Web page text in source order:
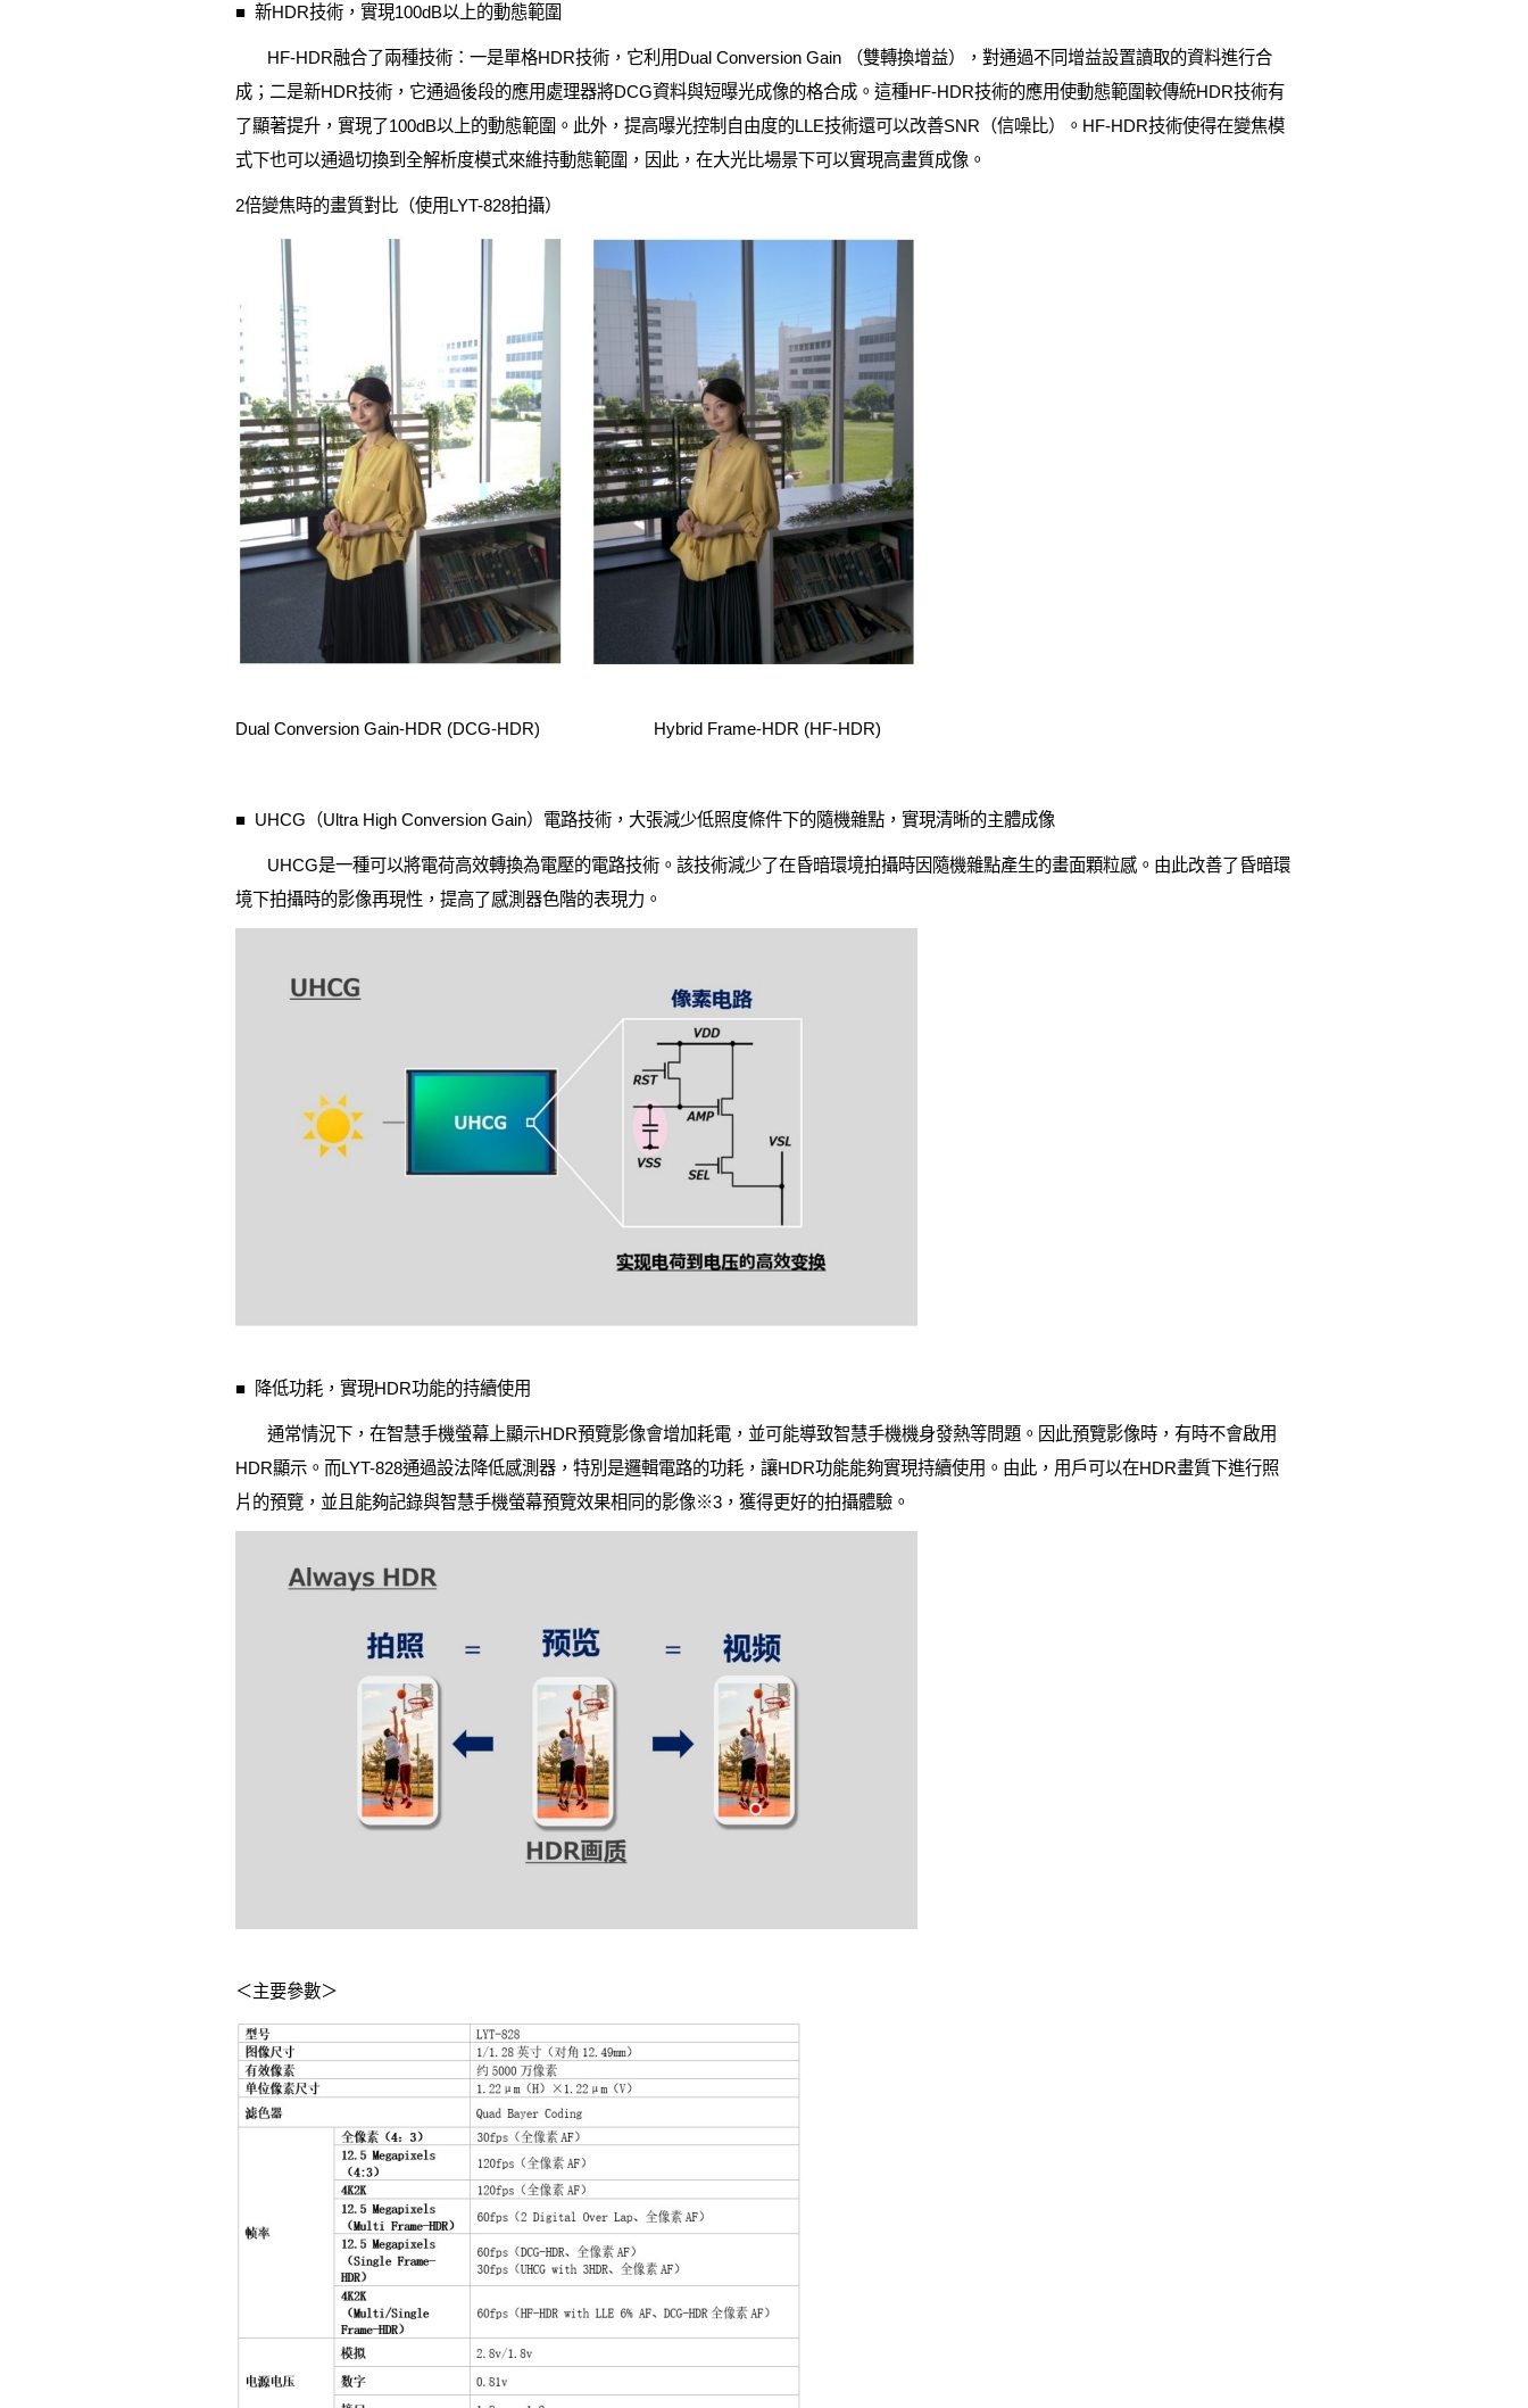
■ 新HDR技術，實現100dB以上的動態範圍
HF-HDR融合了兩種技術：一是單格HDR技術，它利用Dual Conversion Gain （雙轉換增益），對通過不同增益設置讀取的資料進行合
成；二是新HDR技術，它通過後段的應用處理器將DCG資料與短曝光成像的格合成。這種HF-HDR技術的應用使動態範圍較傳統HDR技術有
了顯著提升，實現了100dB以上的動態範圍。此外，提高曝光控制自由度的LLE技術還可以改善SNR（信噪比）。HF-HDR技術使得在變焦模
式下也可以通過切換到全解析度模式來維持動態範圍，因此，在大光比場景下可以實現高畫質成像。
2倍變焦時的畫質對比（使用LYT-828拍攝）
Dual Conversion Gain-HDR (DCG-HDR) Hybrid Frame-HDR (HF-HDR)
■ UHCG（Ultra High Conversion Gain）電路技術，大張減少低照度條件下的隨機雜點，實現清晰的主體成像
UHCG是一種可以將電荷高效轉換為電壓的電路技術。該技術減少了在昏暗環境拍攝時因隨機雜點產生的畫面顆粒感。由此改善了昏暗環
境下拍攝時的影像再現性，提高了感測器色階的表現力。
■ 降低功耗，實現HDR功能的持續使用
通常情況下，在智慧手機螢幕上顯示HDR預覽影像會增加耗電，並可能導致智慧手機機身發熱等問題。因此預覽影像時，有時不會啟用
HDR顯示。而LYT-828通過設法降低感測器，特別是邏輯電路的功耗，讓HDR功能能夠實現持續使用。由此，用戶可以在HDR畫質下進行照
片的預覽，並且能夠記錄與智慧手機螢幕預覽效果相同的影像※3，獲得更好的拍攝體驗。
＜主要參數＞